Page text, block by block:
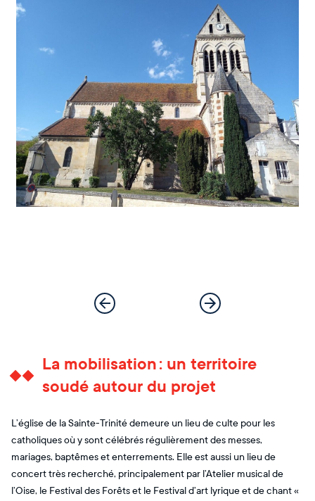
La mobilisation : un territoire
soudé autour du projet
L’église de la Sainte-Trinité demeure un lieu de culte pour les
catholiques où y sont célébrés régulièrement des messes,
mariages, baptêmes et enterrements. Elle est aussi un lieu de
concert très recherché, principalement par l’Atelier musical de
l’Oise, le Festival des Forêts et le Festival d’art lyrique et de chant «